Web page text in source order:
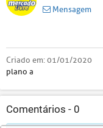
Mensagem
Criado em:01/01/2020
plano a
Comentários - 0